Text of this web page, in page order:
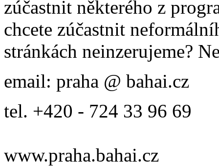
zúčastnit některého z
chcete zúčastnit
stránkách neinzerujeme?
email: praha @ bahai.cz
tel. +420 - 724 33 96 69
www.praha.bahai.cz